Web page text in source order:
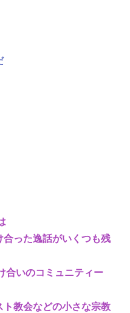
った逸話がいくつも残
合いのコミュニティー
教会などの小さな宗教